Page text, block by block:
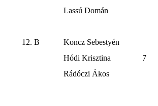
Lassú Domán
12. B
Koncz Sebestyén
Hódi Krisztina
7
Rádóczi Ákos